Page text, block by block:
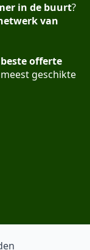
in de buurt?
van
offerte
geschikte